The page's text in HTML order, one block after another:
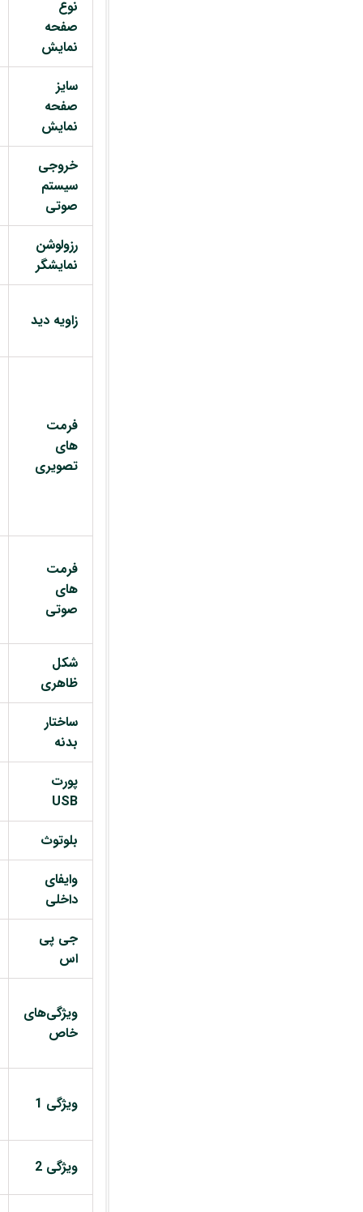
نوع
صفحه
نمایش
سایز
صفحه
نمایش
خروجی
سیستم
صوتی
رزولوشن
نمایشگر
زاویه دید
فرمت
های
تصویری
فرمت
های
صوتی
شکل
ظاهری
ساختار
بدنه
پورت
USB
بلوتوث
وایفای
داخلی
جی پی
اس
ویژگی‌های
خاص
ویژگی 1
ویژگی 2